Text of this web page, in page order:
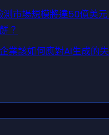
市場規模將達50億美
？
業該如何應對AI生成的